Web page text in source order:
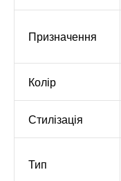
Призначення
Колір
Стилізація
Тип